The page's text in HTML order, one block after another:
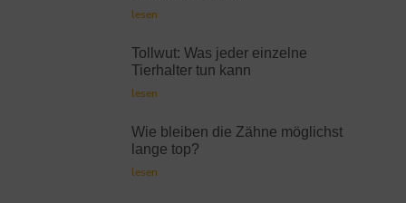
lesen
Tollwut: Was jeder einzelne
Tierhalter tun kann
lesen
Wie bleiben die Zähne möglichst
lange top?
lesen